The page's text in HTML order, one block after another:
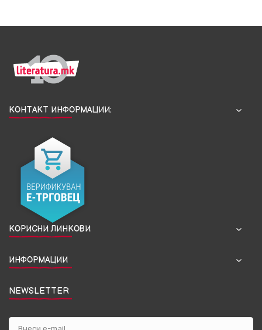
КОНТАКТ ИНФОРМАЦИИ:
КОРИСНИ ЛИНКОВИ
ИНФОРМАЦИИ
NEWSLETTER